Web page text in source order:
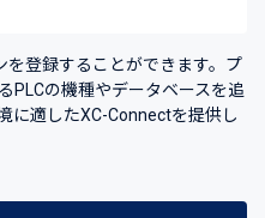
登録することができます。プ
PLCの機種やデータベースを追
に適したXC-Connectを提供し